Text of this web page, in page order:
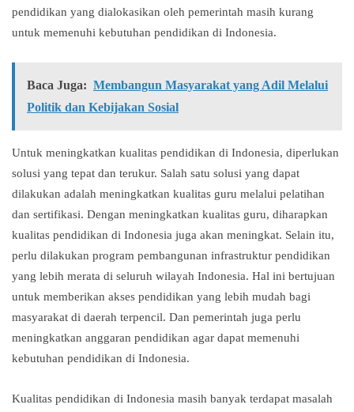
pendidikan yang dialokasikan oleh pemerintah masih kurang
untuk memenuhi kebutuhan pendidikan di Indonesia.
Baca Juga: Membangun Masyarakat yang Adil Melalui
Politik dan Kebijakan Sosial
Untuk meningkatkan kualitas pendidikan di Indonesia, diperlukan
solusi yang tepat dan terukur. Salah satu solusi yang dapat
dilakukan adalah meningkatkan kualitas guru melalui pelatihan
dan sertifikasi. Dengan meningkatkan kualitas guru, diharapkan
kualitas pendidikan di Indonesia juga akan meningkat. Selain itu,
perlu dilakukan program pembangunan infrastruktur pendidikan
yang lebih merata di seluruh wilayah Indonesia. Hal ini bertujuan
untuk memberikan akses pendidikan yang lebih mudah bagi
masyarakat di daerah terpencil. Dan pemerintah juga perlu
meningkatkan anggaran pendidikan agar dapat memenuhi
kebutuhan pendidikan di Indonesia.
Kualitas pendidikan di Indonesia masih banyak terdapat masalah